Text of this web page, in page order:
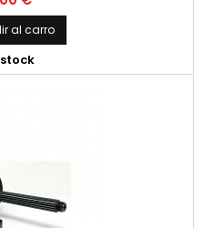
al carro
stock